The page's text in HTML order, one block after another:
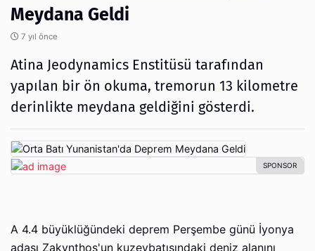
Meydana Geldi
7 yıl önce
Atina Jeodynamics Enstitüsü tarafından
yapılan bir ön okuma, tremorun 13 kilometre
derinlikte meydana geldiğini gösterdi.
Α 4.4 büyüklüğündeki deprem Perşembe günü İyonya
adası Zakynthos'un kuzeybatısındaki deniz alanını